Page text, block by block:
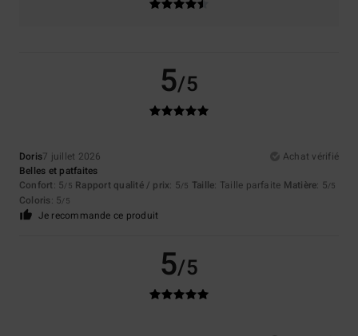
5/5
Doris7 juillet 2026
Achat vérifié
Belles et patfaites
Confort: 5/5 Rapport qualité / prix: 5/5 Taille: Taille parfaite Matière: 5/5
Coloris: 5/5
Je recommande ce produit
5/5